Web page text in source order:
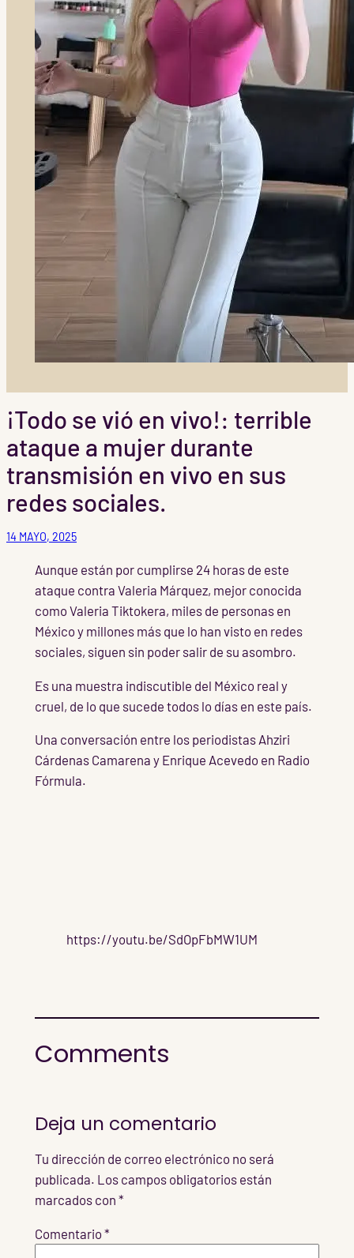
¡Todo se vió en vivo!: terrible
ataque a mujer durante
transmisión en vivo en sus
redes sociales.
14 MAYO, 2025
Aunque están por cumplirse 24 horas de este
ataque contra Valeria Márquez, mejor conocida
como Valeria Tiktokera, miles de personas en
México y millones más que lo han visto en redes
sociales, siguen sin poder salir de su asombro.
Es una muestra indiscutible del México real y
cruel, de lo que sucede todos lo días en este país.
Una conversación entre los periodistas Ahziri
Cárdenas Camarena y Enrique Acevedo en Radio
Fórmula.
https://youtu.be/SdOpFbMW1UM
Comments
Deja un comentario
Tu dirección de correo electrónico no será
publicada. Los campos obligatorios están
marcados con *
Comentario *